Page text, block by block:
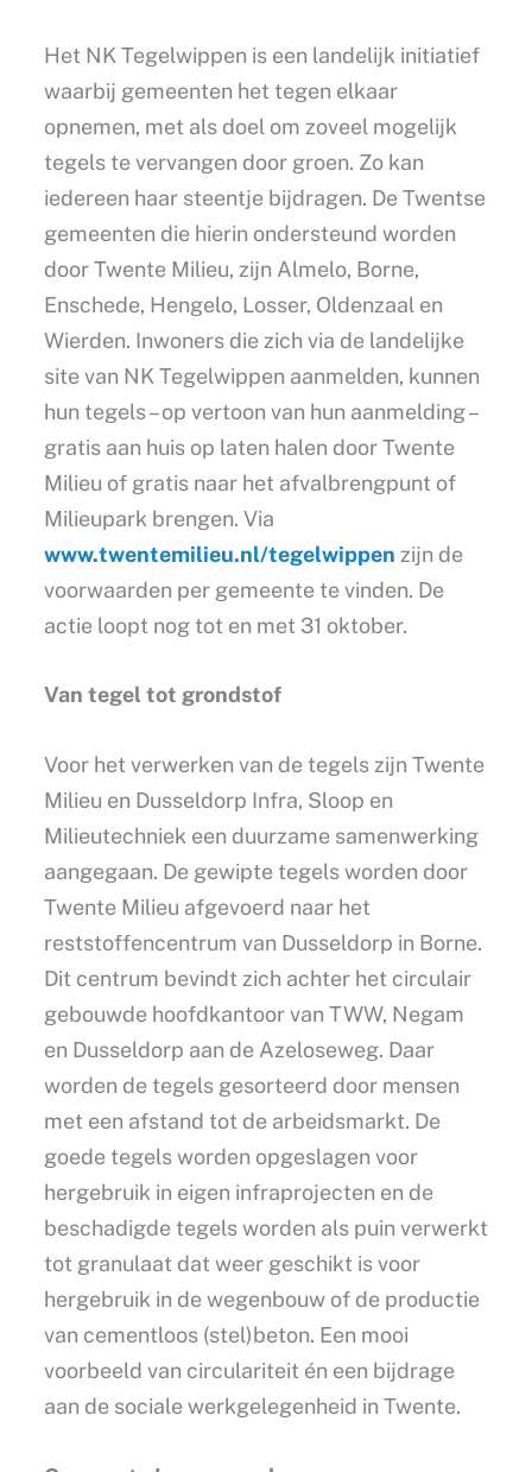
Het NK Tegelwippen is een landelijk initiatief
waarbij gemeenten het tegen elkaar
opnemen, met als doel om zoveel mogelijk
tegels te vervangen door groen. Zo kan
iedereen haar steentje bijdragen. De Twentse
gemeenten die hierin ondersteund worden
door Twente Milieu, zijn Almelo, Borne,
Enschede, Hengelo, Losser, Oldenzaal en
Wierden. Inwoners die zich via de landelijke
site van NK Tegelwippen aanmelden, kunnen
hun tegels – op vertoon van hun aanmelding –
gratis aan huis op laten halen door Twente
Milieu of gratis naar het afvalbrengpunt of
Milieupark brengen. Via
www.twentemilieu.nl/tegelwippen zijn de
voorwaarden per gemeente te vinden. De
actie loopt nog tot en met 31 oktober.
Van tegel tot grondstof
Voor het verwerken van de tegels zijn Twente
Milieu en Dusseldorp Infra, Sloop en
Milieutechniek een duurzame samenwerking
aangegaan. De gewipte tegels worden door
Twente Milieu afgevoerd naar het
reststoffencentrum van Dusseldorp in Borne.
Dit centrum bevindt zich achter het circulair
gebouwde hoofdkantoor van TWW, Negam
en Dusseldorp aan de Azeloseweg. Daar
worden de tegels gesorteerd door mensen
met een afstand tot de arbeidsmarkt. De
goede tegels worden opgeslagen voor
hergebruik in eigen infraprojecten en de
beschadigde tegels worden als puin verwerkt
tot granulaat dat weer geschikt is voor
hergebruik in de wegenbouw of de productie
van cementloos (stel)beton. Een mooi
voorbeeld van circulariteit én een bijdrage
aan de sociale werkgelegenheid in Twente.